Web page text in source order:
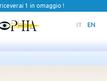
1 in omaggio !
IT EN